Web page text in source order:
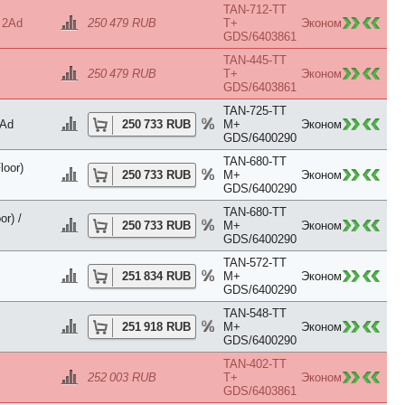
250 479 RUB
TAN-712-TT
T+
GDS/6403861
Эконом
250 479 RUB
TAN-445-TT
T+
GDS/6403861
Эконом
250 733 RUB
TAN-725-TT
M+
GDS/6400290
Эконом
250 733 RUB
TAN-680-TT
M+
GDS/6400290
Эконом
/
250 733 RUB
TAN-680-TT
M+
GDS/6400290
Эконом
251 834 RUB
TAN-572-TT
M+
GDS/6400290
Эконом
251 918 RUB
TAN-548-TT
M+
GDS/6400290
Эконом
252 003 RUB
TAN-402-TT
T+
GDS/6403861
Эконом